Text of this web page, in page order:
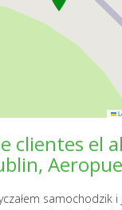
clientes el
samochodzik